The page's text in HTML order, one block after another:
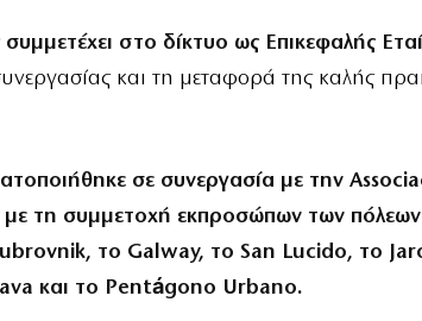
στο δίκτυο ως Επικεφαλής
και τη μεταφορά της καλής
σε συνεργασία με την
τη συμμετοχή εκπροσώπων των
το Galway, το San Lucido, το
και το Pentágono Urbano.